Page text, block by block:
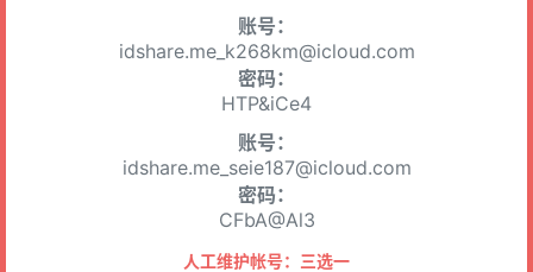
账号：
idshare.me_k268km@icloud.com
密码：
HTP&iCe4
账号：
idshare.me_seie187@icloud.com
密码：
CFbA@Al3
人工维护帐号：三选一